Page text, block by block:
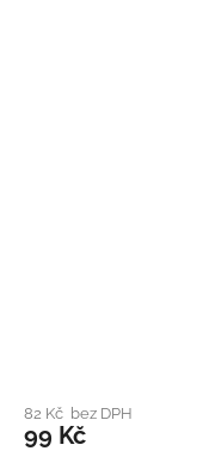
82 Kč bez DPH
99 Kč